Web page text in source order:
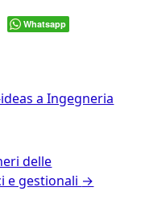
Whatsapp
a Ingegneria
delle
e gestionali →